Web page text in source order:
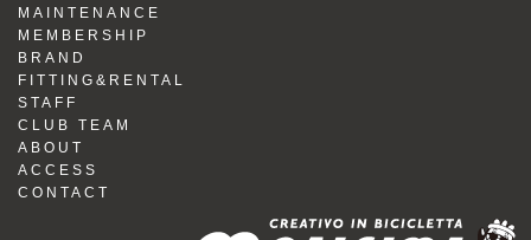
MAINTENANCE
MEMBERSHIP
BRAND
FITTING&RENTAL
STAFF
CLUB TEAM
ABOUT
ACCESS
CONTACT